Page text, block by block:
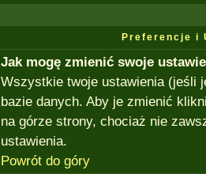
Preferencje i
Jak mogę zmienić swoje
Wszystkie twoje ustawienia (jeśli
bazie danych. Aby je zmienić
na górze strony, chociaż nie
ustawienia.
Powrót do góry